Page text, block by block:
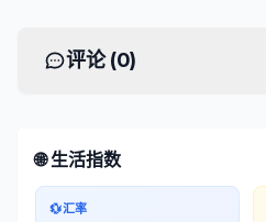
评论 (0)
🌐 生活指数
💱汇率